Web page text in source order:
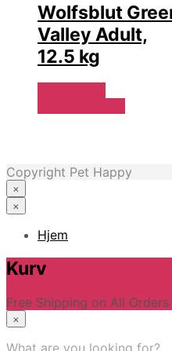
Wolfsblut
Valley Adult,
12.5 kg
Copyright Pet Happy
×
×
Hjem
Kurv
Free Shipping on All
×
What are you looking for?